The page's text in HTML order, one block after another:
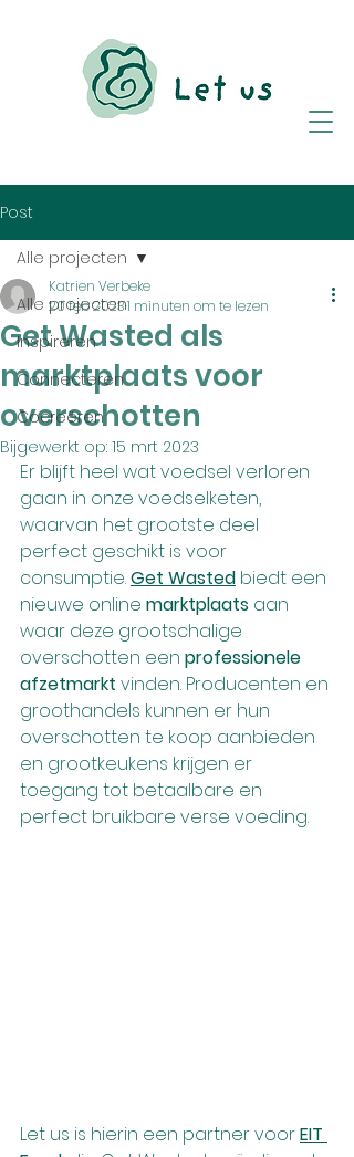
Post
Alle projecten
Inspireren
Connecteren
Cocreëren
Alle projecten
Get Wasted als
marktplaats voor
overschotten
Katrien Verbeke
20 feb 20231 minuten om te lezen
Bijgewerkt op: 15 mrt 2023
Er blijft heel wat voedsel verloren
gaan in onze voedselketen,
waarvan het grootste deel
perfect geschikt is voor
consumptie. Get Wasted biedt een
nieuwe online marktplaats aan
waar deze grootschalige
overschotten een professionele
afzetmarkt vinden. Producenten en
groothandels kunnen er hun
overschotten te koop aanbieden
en grootkeukens krijgen er
toegang tot betaalbare en
perfect bruikbare verse voeding.
Let us is hierin een partner voor EIT